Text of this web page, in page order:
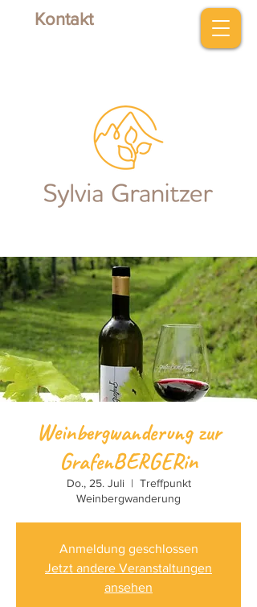
Kontakt
Weinbergwanderung zur
GrafenBERGERin
Do., 25. Juli
  |
Treffpunkt
Weinbergwanderung
Anmeldung geschlossen
Jetzt andere Veranstaltungen
ansehen